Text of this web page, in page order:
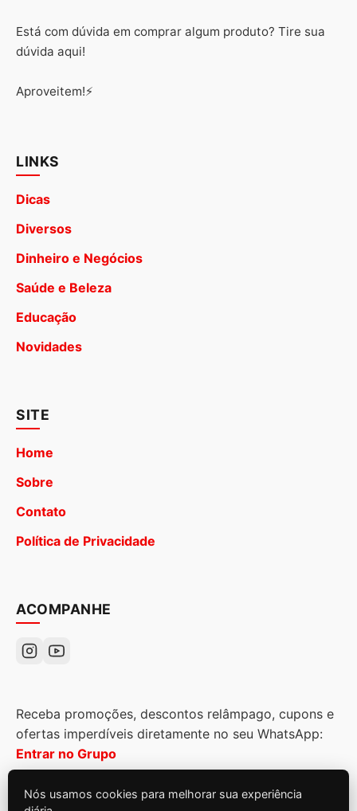
Está com dúvida em comprar algum produto? Tire sua
dúvida aqui!
Aproveitem!⚡
LINKS
Dicas
Diversos
Dinheiro e Negócios
Saúde e Beleza
Educação
Novidades
SITE
Home
Sobre
Contato
Política de Privacidade
ACOMPANHE
Receba promoções, descontos relâmpago, cupons e
ofertas imperdíveis diretamente no seu WhatsApp:
Entrar no Grupo
Nós usamos cookies para melhorar sua experiência